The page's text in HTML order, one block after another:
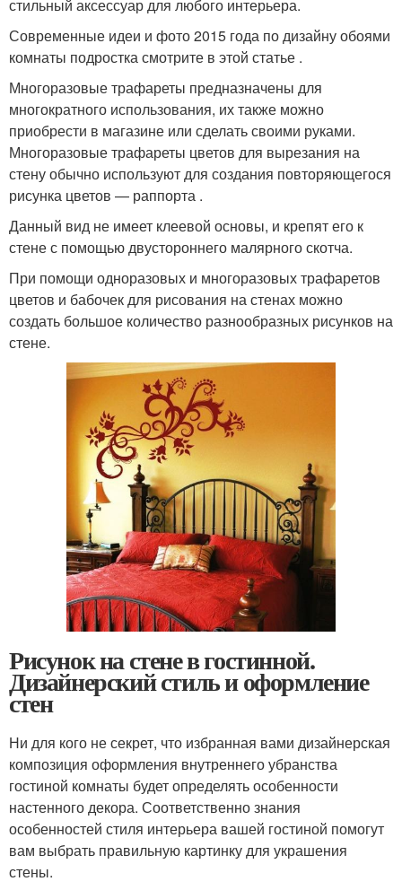
стильный аксессуар для любого интерьера.
Современные идеи и фото 2015 года по дизайну обоями
комнаты подростка смотрите в этой статье .
Многоразовые трафареты предназначены для
многократного использования, их также можно
приобрести в магазине или сделать своими руками.
Многоразовые трафареты цветов для вырезания на
стену обычно используют для создания повторяющегося
рисунка цветов — раппорта .
Данный вид не имеет клеевой основы, и крепят его к
стене с помощью двустороннего малярного скотча.
При помощи одноразовых и многоразовых трафаретов
цветов и бабочек для рисования на стенах можно
создать большое количество разнообразных рисунков на
стене.
Рисунок на стене в гостинной.
Дизайнерский стиль и оформление
стен
Ни для кого не секрет, что избранная вами дизайнерская
композиция оформления внутреннего убранства
гостиной комнаты будет определять особенности
настенного декора. Соответственно знания
особенностей стиля интерьера вашей гостиной помогут
вам выбрать правильную картинку для украшения
стены.